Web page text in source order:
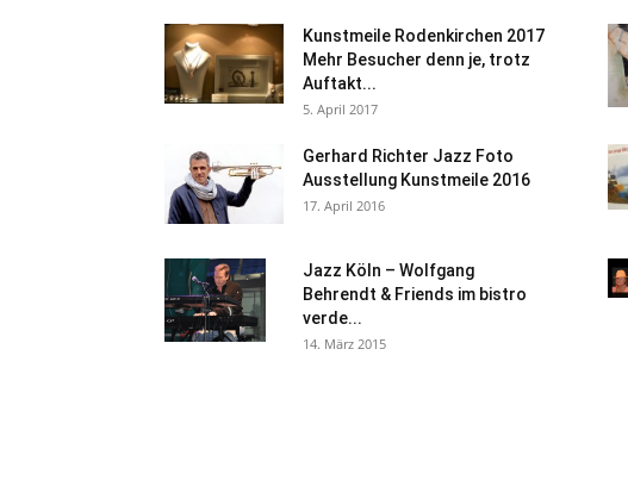
Kunstmeile Rodenkirchen 2017
Mehr Besucher denn je, trotz
Auftakt...
5. April 2017
Gerhard Richter Jazz Foto
Ausstellung Kunstmeile 2016
17. April 2016
Jazz Köln – Wolfgang
Behrendt & Friends im bistro
verde...
14. März 2015